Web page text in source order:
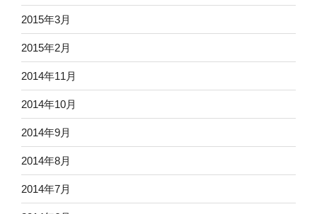
2015年3月
2015年2月
2014年11月
2014年10月
2014年9月
2014年8月
2014年7月